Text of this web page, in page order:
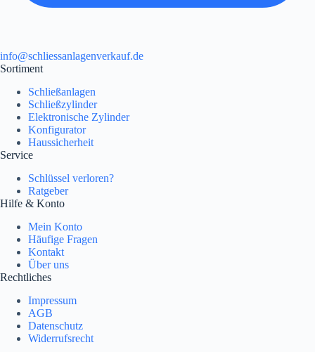
info@schliessanlagenverkauf.de
Sortiment
Schließanlagen
Schließzylinder
Elektronische Zylinder
Konfigurator
Haussicherheit
Service
Schlüssel verloren?
Ratgeber
Hilfe & Konto
Mein Konto
Häufige Fragen
Kontakt
Über uns
Rechtliches
Impressum
AGB
Datenschutz
Widerrufsrecht